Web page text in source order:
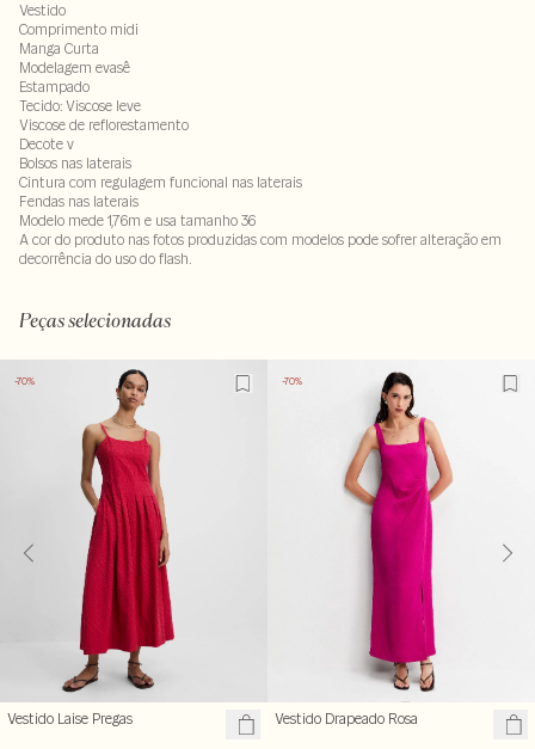
Vestido
Comprimento midi
Manga Curta
Modelagem evasê
Estampado
Tecido: Viscose leve
Viscose de reflorestamento
Decote v
Bolsos nas laterais
Cintura com regulagem funcional nas laterais
Fendas nas laterais
Modelo mede 1,76m e usa tamanho 36
A cor do produto nas fotos produzidas com modelos pode sofrer alteração em
decorrência do uso do flash.
Peças selecionadas
-70%
Vestido Laise Pregas
-70%
Vestido Drapeado Rosa